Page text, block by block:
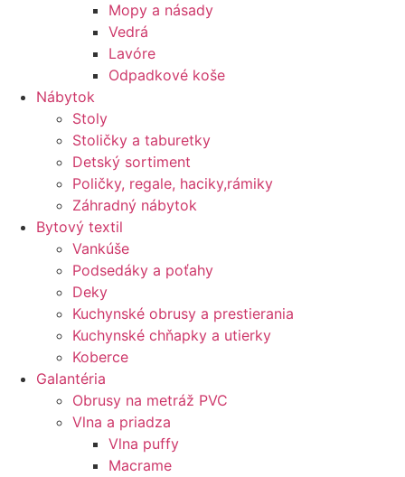
Mopy a násady
Vedrá
Lavóre
Odpadkové koše
Nábytok
Stoly
Stoličky a taburetky
Detský sortiment
Poličky, regale, haciky,rámiky
Záhradný nábytok
Bytový textil
Vankúše
Podsedáky a poťahy
Deky
Kuchynské obrusy a prestierania
Kuchynské chňapky a utierky
Koberce
Galantéria
Obrusy na metráž PVC
Vlna a priadza
Vlna puffy
Macrame